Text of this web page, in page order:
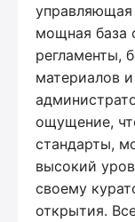
мощная база
регламенты,
материалов
ощущение,
стандарты,
высокий
своему
открытия.